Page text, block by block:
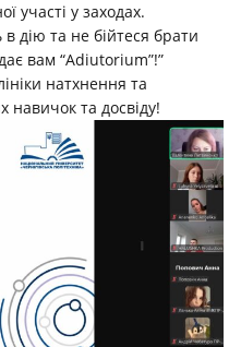
участі у заходах.
дію та не бійтеся брати
вам “Adiutorium”!”
натхнення та
навичок та досвіду!